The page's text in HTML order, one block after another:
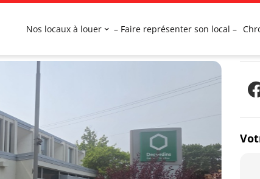
Nos locaux à louer – Faire représenter son local –